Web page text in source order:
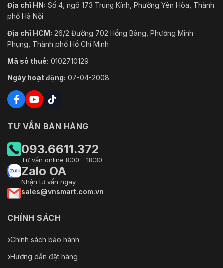
Địa chỉ HN: Số 4, ngõ 173 Trung Kính, Phường Yên Hòa, Thành
phố Hà Nội
Địa chỉ HCM: 26/2 Đường 702 Hồng Bàng, Phường Minh
Phụng, Thành phố Hồ Chí Minh
Mã số thuế: 0102710129
Ngày hoạt động: 07-04-2008
TƯ VẤN BÁN HÀNG
093.6611.372
Tư vấn online 8:00 - 18:30
Zalo OA
Nhận tư vấn ngay
sales@vnsmart.com.vn
CHÍNH SÁCH
Chính sách bảo hành
Hướng dẫn đặt hàng